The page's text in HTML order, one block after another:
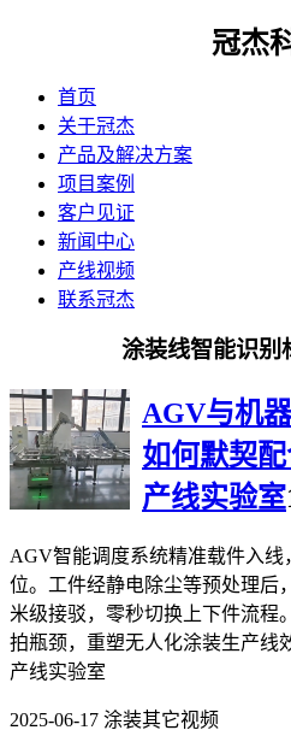
冠杰
首页
关于冠杰
产品及解决方案
项目案例
客户见证
新闻中心
产线视频
联系冠杰
涂装线智能识别
AGV与机
如何默契
产线实验室
AGV智能调度系统精准载件入
位。工件经静电除尘等预处理后
米级接驳，零秒切换上下件流程
拍瓶颈，重塑无人化涂装生产线
产线实验室
2025-06-17 涂装其它视频